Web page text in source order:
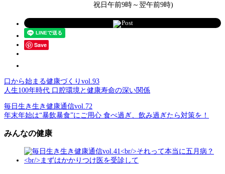
祝日午前9時～翌午前9時)
Post
Save
口から始まる健康づくりvol.93
人生100年時代 口腔環境と健康寿命の深い関係
毎日生き生き健康通信vol.72
年末年始は“暴飲暴食”にご用心 食べ過ぎ、飲み過ぎたら対策を！
みんなの健康